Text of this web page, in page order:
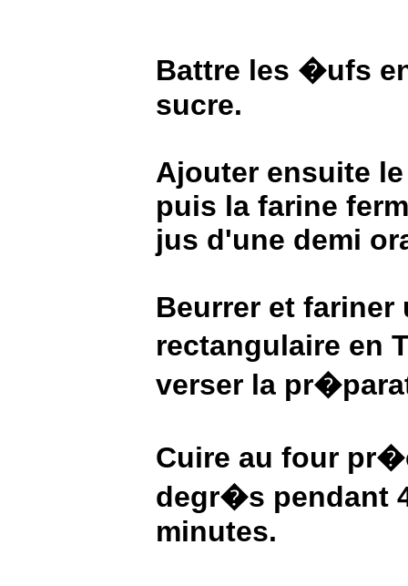
Battre les �ufs
sucre.
Ajouter ensuite
puis la farine
jus d'une demi
Beurrer et fariner
rectangulaire en
verser la
Cuire au four
degr�s pendant
minutes.